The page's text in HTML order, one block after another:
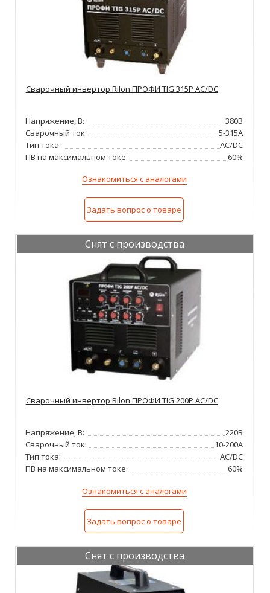
Сварочный инвертор Rilon ПРОФИ TIG 315P AC/DC
Напряжение, В:
380В
Сварочный ток:
5-315А
Тип тока:
AC/DC
ПВ на максимальном токе:
60%
Ознакомиться с аналогами
Задать вопрос о товаре
Снят с производства
Сварочный инвертор Rilon ПРОФИ TIG 200P AC/DC
Напряжение, В:
220В
Сварочный ток:
10-200А
Тип тока:
AC/DC
ПВ на максимальном токе:
60%
Ознакомиться с аналогами
Задать вопрос о товаре
Снят с производства